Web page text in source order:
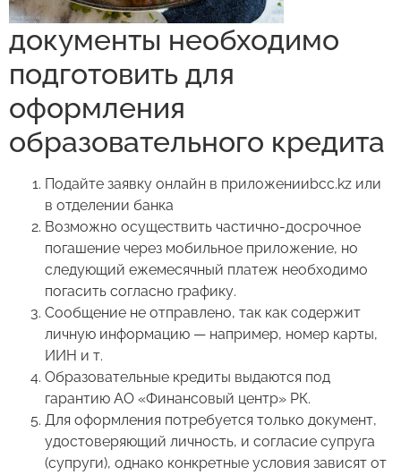
документы необходимо
подготовить для
оформления
образовательного кредита
Подайте заявку онлайн в приложенииbcc.kz или
в отделении банка
Возможно осуществить частично-досрочное
погашение через мобильное приложение, но
следующий ежемесячный платеж необходимо
погасить согласно графику.
Сообщение не отправлено, так как содержит
личную информацию — например, номер карты,
ИИН и т.
Образовательные кредиты выдаются под
гарантию АО «Финансовый центр» РК.
Для оформления потребуется только документ,
удостоверяющий личность, и согласие супруга
(супруги), однако конкретные условия зависят от